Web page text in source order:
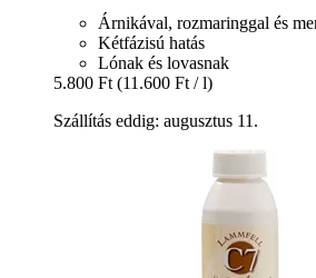
Árnikával, rozmaringgal és
Kétfázisú hatás
Lónak és lovasnak
5.800 Ft (11.600 Ft / l)
Szállítás eddig: augusztus 11.